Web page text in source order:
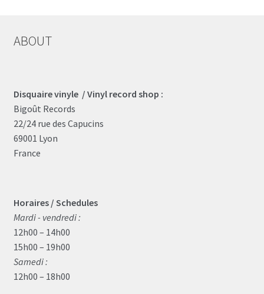
ABOUT
Disquaire vinyle / Vinyl record shop :
Bigoût Records
22/24 rue des Capucins
69001 Lyon
France
Horaires / Schedules
Mardi - vendredi :
12h00 – 14h00
15h00 – 19h00
Samedi :
12h00 – 18h00